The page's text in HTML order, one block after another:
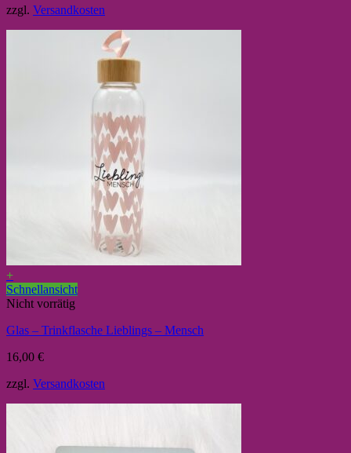
zzgl. Versandkosten
+
Schnellansicht
Nicht vorrätig
Glas – Trinkflasche Lieblings – Mensch
16,00 €
zzgl. Versandkosten